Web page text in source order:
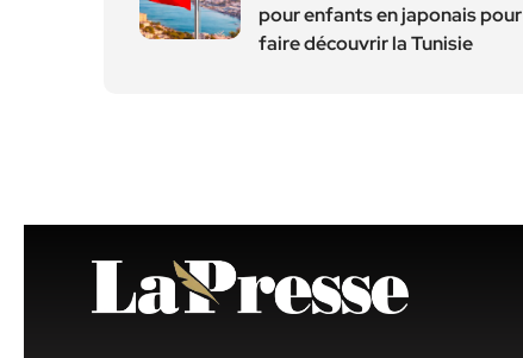
pour enfants en japonais pour
faire découvrir la Tunisie